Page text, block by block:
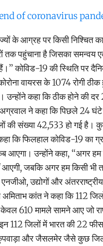
of coronavirus
के आग्रह पर किसी निश्चित
तक पहुंचाना है जिसका समन्वय
कोविड-19 की स्थिति पर
वायरस के 1074 रोगी ठीक
उन्होंने कहा कि ठीक होने की
ने कहा कि पिछले 24 घंटे
की संख्या 42,533 हो गई है।
कि फिलहाल कोविड-19 का
आएगा। उन्होंने कहा, ‘‘अगर
आएगी, जबकि अगर हम किसी
उद्योगों और
अमिताभ कांत ने कहा कि 112
610 मामले सामने आए जो
112 जिलों में भारत की 22
कुपवाड़ा और जैसलमेर जैसे कुछ